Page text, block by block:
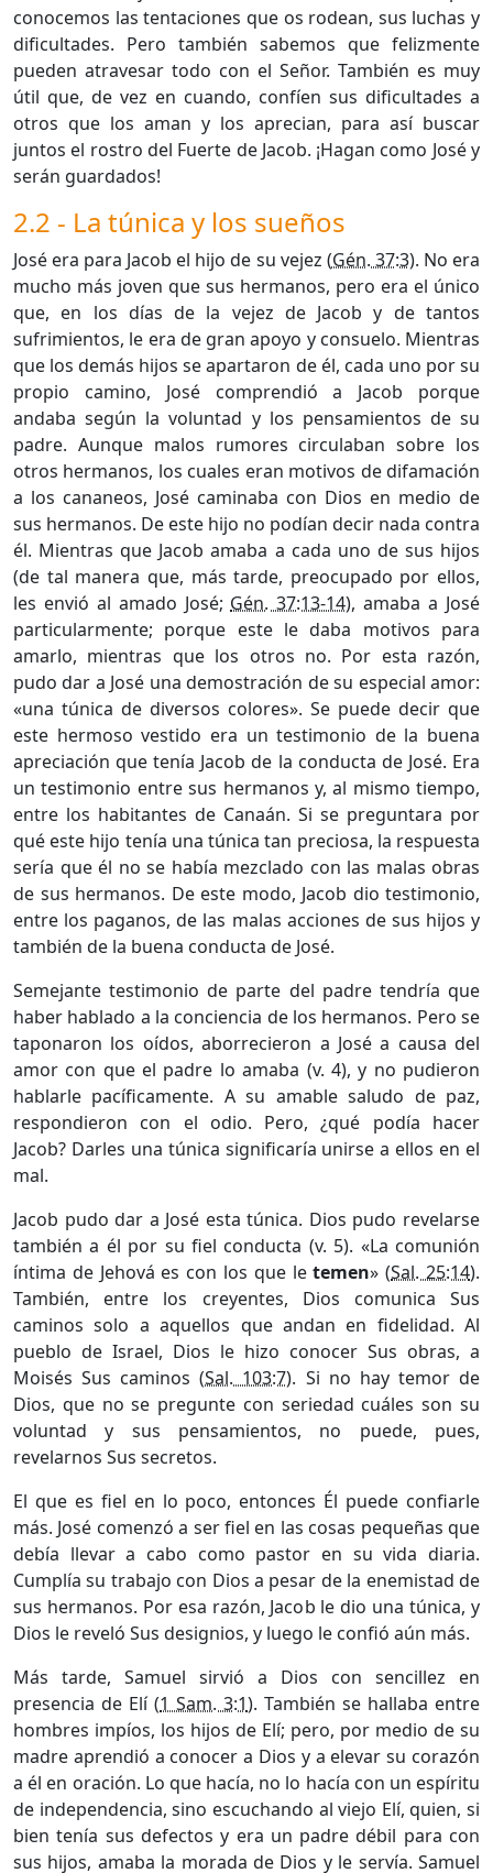
conocemos las tentaciones que os rodean, sus luchas y
dificultades. Pero también sabemos que felizmente
pueden atravesar todo con el Señor. También es muy
útil que, de vez en cuando, confíen sus dificultades a
otros que los aman y los aprecian, para así buscar
juntos el rostro del Fuerte de Jacob. ¡Hagan como José y
serán guardados!
2.2 - La túnica y los sueños
José era para Jacob el hijo de su vejez (Gén. 37:3). No era
mucho más joven que sus hermanos, pero era el único
que, en los días de la vejez de Jacob y de tantos
sufrimientos, le era de gran apoyo y consuelo. Mientras
que los demás hijos se apartaron de él, cada uno por su
propio camino, José comprendió a Jacob porque
andaba según la voluntad y los pensamientos de su
padre. Aunque malos rumores circulaban sobre los
otros hermanos, los cuales eran motivos de difamación
a los cananeos, José caminaba con Dios en medio de
sus hermanos. De este hijo no podían decir nada contra
él. Mientras que Jacob amaba a cada uno de sus hijos
(de tal manera que, más tarde, preocupado por ellos,
les envió al amado José; Gén. 37:13-14), amaba a José
particularmente; porque este le daba motivos para
amarlo, mientras que los otros no. Por esta razón,
pudo dar a José una demostración de su especial amor:
«una túnica de diversos colores». Se puede decir que
este hermoso vestido era un testimonio de la buena
apreciación que tenía Jacob de la conducta de José. Era
un testimonio entre sus hermanos y, al mismo tiempo,
entre los habitantes de Canaán. Si se preguntara por
qué este hijo tenía una túnica tan preciosa, la respuesta
sería que él no se había mezclado con las malas obras
de sus hermanos. De este modo, Jacob dio testimonio,
entre los paganos, de las malas acciones de sus hijos y
también de la buena conducta de José.
Semejante testimonio de parte del padre tendría que
haber hablado a la conciencia de los hermanos. Pero se
taponaron los oídos, aborrecieron a José a causa del
amor con que el padre lo amaba (v. 4), y no pudieron
hablarle pacíficamente. A su amable saludo de paz,
respondieron con el odio. Pero, ¿qué podía hacer
Jacob? Darles una túnica significaría unirse a ellos en el
mal.
Jacob pudo dar a José esta túnica. Dios pudo revelarse
también a él por su fiel conducta (v. 5). «La comunión
íntima de Jehová es con los que letemen» (Sal. 25:14).
También, entre los creyentes, Dios comunica Sus
caminos solo a aquellos que andan en fidelidad. Al
pueblo de Israel, Dios le hizo conocer Sus obras, a
Moisés Sus caminos (Sal. 103:7). Si no hay temor de
Dios, que no se pregunte con seriedad cuáles son su
voluntad y sus pensamientos, no puede, pues,
revelarnos Sus secretos.
El que es fiel en lo poco, entonces Él puede confiarle
más. José comenzó a ser fiel en las cosas pequeñas que
debía llevar a cabo como pastor en su vida diaria.
Cumplía su trabajo con Dios a pesar de la enemistad de
sus hermanos. Por esa razón, Jacob le dio una túnica, y
Dios le reveló Sus designios, y luego le confió aún más.
Más tarde, Samuel sirvió a Dios con sencillez en
presencia de Elí (1 Sam. 3:1). También se hallaba entre
hombres impíos, los hijos de Elí; pero, por medio de su
madre aprendió a conocer a Dios y a elevar su corazón
a él en oración. Lo que hacía, no lo hacía con un espíritu
de independencia, sino escuchando al viejo Elí, quien, si
bien tenía sus defectos y era un padre débil para con
sus hijos, amaba la morada de Dios y le servía. Samuel